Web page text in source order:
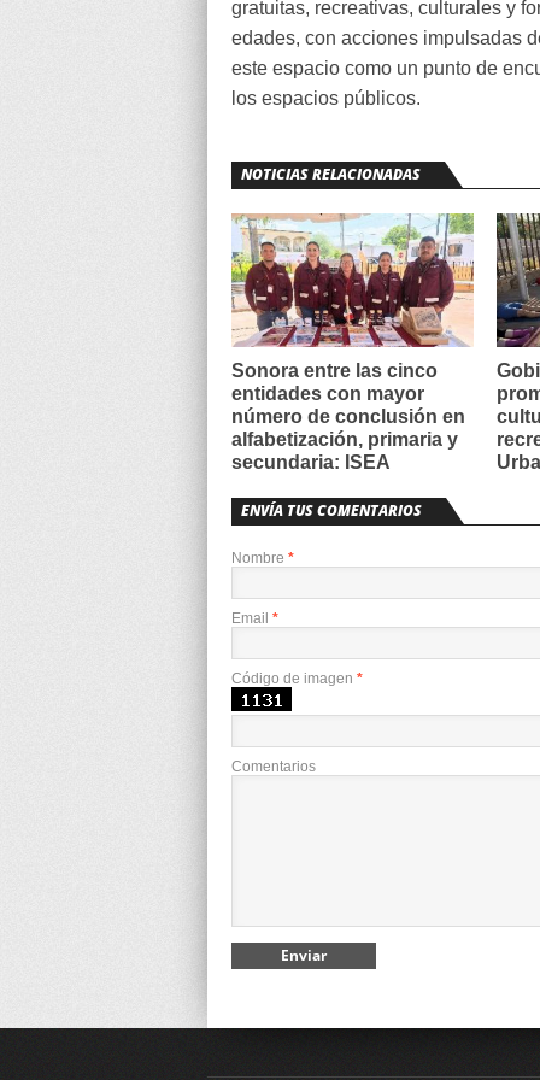
gratuitas, recreativas, culturales y
edades, con acciones impulsadas
este espacio como un punto de
los espacios públicos.
NOTICIAS RELACIONADAS
Sonora entre las cinco
entidades con mayor
número de conclusión en
alfabetización, primaria y
secundaria: ISEA
ENVÍA TUS COMENTARIOS
Nombre *
Email *
Código de imagen *
Comentarios